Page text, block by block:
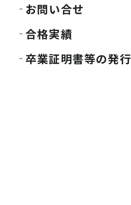
お問い合せ
合格実績
卒業証明書等の発行